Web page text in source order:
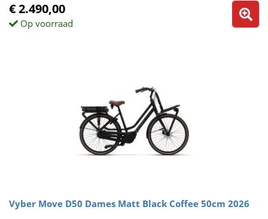
€ 2.490,00
Op voorraad
Vyber Move D50 Dames Matt Black Coffee 50cm 2026